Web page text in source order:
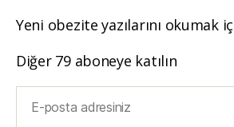
Yeni obezite yazılarını okumak
Diğer 79 aboneye katılın
posta